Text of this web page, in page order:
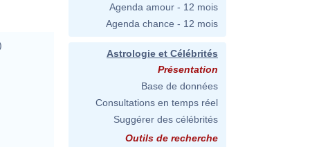
Agenda amour - 12 mois
Agenda chance - 12 mois
Astrologie et Célébrités
Présentation
Base de données
Consultations en temps réel
Suggérer des célébrités
Outils de recherche